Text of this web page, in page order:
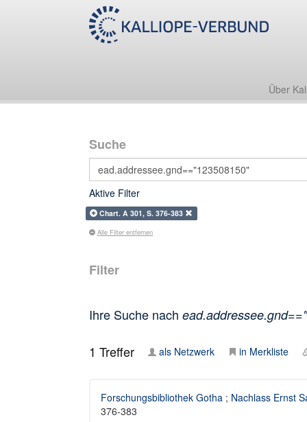
Über
Suche
Aktive Filter
Chart. A 301, S. 376-383
Alle Filter entfernen
Filter
Ihre Suche nach
1 Treffer als Netzwerk in Merkliste
Forschungsbibliothek Gotha ; Nachlass Ernst
376-383